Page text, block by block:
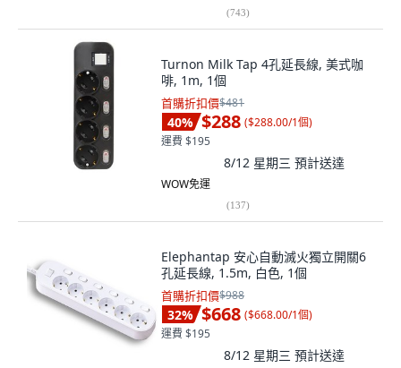
(743)
Turnon Milk Tap 4孔延長線, 美式咖
啡, 1m, 1個
首購折扣價$481
40% $288 ($288.00/1個)
運費 $195
8/12 星期三 預計送達
WOW免運
(137)
Elephantap 安心自動滅火獨立開關6
孔延長線, 1.5m, 白色, 1個
首購折扣價$988
32% $668 ($668.00/1個)
運費 $195
8/12 星期三 預計送達